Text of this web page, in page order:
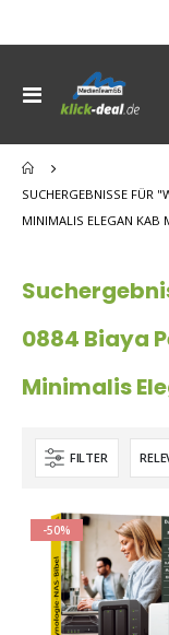
Navigation
umschalten
SUCHERGEBNISSE FÜR
MINIMALIS ELEGAN KAB
0884 Biaya
Minimalis
FILTER
-50%